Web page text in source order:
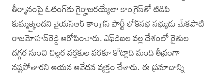
తీర్మానంపై ఓటింగ్‌కు గైర్హాజరయ్యేలా కాంగ్రెస్‌తో టిడిపి
కుమ్మక్కైందని వైయస్‌ఆర్‌ కాంగ్రెస్‌ పార్టీ లోక్‌సభ సభ్యుడు మేకపాటి
రాజమోహన్‌రెడ్డి ఆరోపించారు. ఎఫ్‌డిఐల వల్ల దేశంలో రైతుల
దగ్గర నుంచి చిల్లర వర్తకుల వరకూ కోట్లాది మంది తీవ్రంగా
నష్టపోతారని ఆయన ఆవేదన వ్యక్తం చేశారు. ఈ ప్రమాదాన్ని